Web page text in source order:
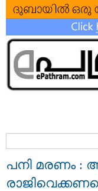
പനി മരണം :